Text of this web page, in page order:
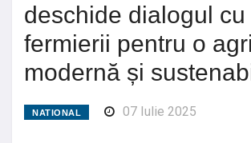
deschide dialogul cu
fermierii pentru o
modernă și
NATIONAL 07 Iulie 2025